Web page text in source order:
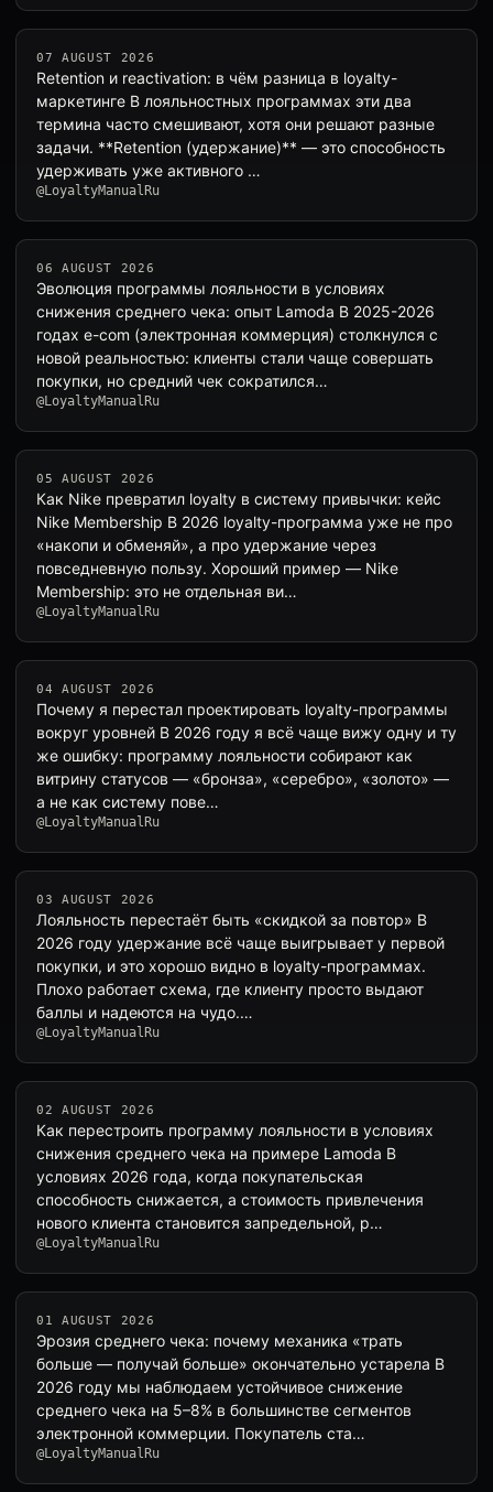
07 AUGUST 2026
Retention и reactivation: в чём разница в loyalty-
маркетинге В лояльностных программах эти два
термина часто смешивают, хотя они решают разные
задачи. **Retention (удержание)** — это способность
удерживать уже активного …
@LoyaltyManualRu
06 AUGUST 2026
Эволюция программы лояльности в условиях
снижения среднего чека: опыт Lamoda В 2025-2026
годах e-com (электронная коммерция) столкнулся с
новой реальностью: клиенты стали чаще совершать
покупки, но средний чек сократился…
@LoyaltyManualRu
05 AUGUST 2026
Как Nike превратил loyalty в систему привычки: кейс
Nike Membership В 2026 loyalty-программа уже не про
«накопи и обменяй», а про удержание через
повседневную пользу. Хороший пример — Nike
Membership: это не отдельная ви…
@LoyaltyManualRu
04 AUGUST 2026
Почему я перестал проектировать loyalty-программы
вокруг уровней В 2026 году я всё чаще вижу одну и ту
же ошибку: программу лояльности собирают как
витрину статусов — «бронза», «серебро», «золото» —
а не как систему пове…
@LoyaltyManualRu
03 AUGUST 2026
Лояльность перестаёт быть «скидкой за повтор» В
2026 году удержание всё чаще выигрывает у первой
покупки, и это хорошо видно в loyalty-программах.
Плохо работает схема, где клиенту просто выдают
баллы и надеются на чудо.…
@LoyaltyManualRu
02 AUGUST 2026
Как перестроить программу лояльности в условиях
снижения среднего чека на примере Lamoda В
условиях 2026 года, когда покупательская
способность снижается, а стоимость привлечения
нового клиента становится запредельной, р…
@LoyaltyManualRu
01 AUGUST 2026
Эрозия среднего чека: почему механика «трать
больше — получай больше» окончательно устарела В
2026 году мы наблюдаем устойчивое снижение
среднего чека на 5–8% в большинстве сегментов
электронной коммерции. Покупатель ста…
@LoyaltyManualRu